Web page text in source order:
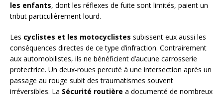
les enfants, dont les réflexes de fuite sont limités, paient un
tribut particulièrement lourd.
Les cyclistes et les motocyclistes subissent eux aussi les
conséquences directes de ce type d’infraction. Contrairement
aux automobilistes, ils ne bénéficient d’aucune carrosserie
protectrice. Un deux-roues percuté à une intersection après un
passage au rouge subit des traumatismes souvent
irréversibles. La Sécurité routière a documenté de nombreux